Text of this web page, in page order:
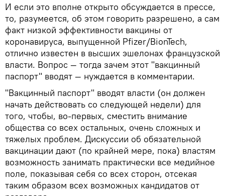
И если это вполне открыто обсуждается в прессе,
то, разумеется, об этом говорить разрешено, а сам
факт низкой эффективности вакцины от
коронавируса, выпущенной Pfizer/BionTech,
отлично известен в высших эшелонах французской
власти. Вопрос — тогда зачем этот "вакцинный
паспорт" вводят — нуждается в комментарии.
"Вакцинный паспорт" вводят власти (он должен
начать действовать со следующей недели) для
того, чтобы, во-первых, сместить внимание
общества со всех остальных, очень сложных и
тяжелых проблем. Дискуссии об обязательной
вакцинации дают (по крайней мере, пока) властям
возможность занимать практически все медийное
поле, показывая себя со всех сторон, отсекая
таким образом всех возможных кандидатов от